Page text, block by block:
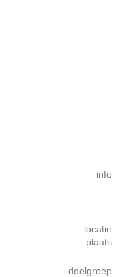
info
locatie
plaats
doelgroep